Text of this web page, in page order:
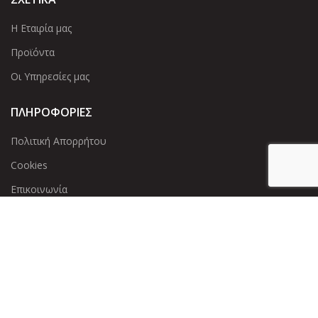
Η Εταιρία μας
Προϊόντα
Οι Υπηρεσίες μας
ΠΛΗΡΟΦΟΡΙΕΣ
Πολιτική Απορρήτου
Cookies
Επικοινωνία